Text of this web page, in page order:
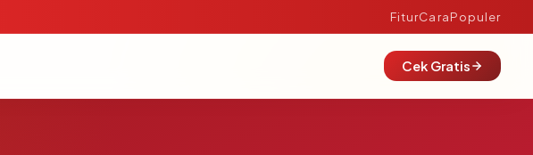
FiturCaraPopuler
Cek Gratis